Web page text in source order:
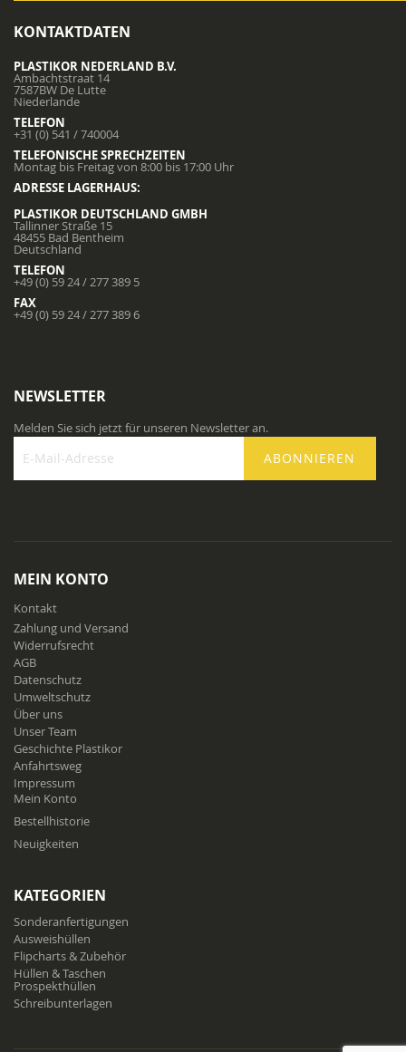
KONTAKTDATEN
PLASTIKOR NEDERLAND B.V.
Ambachtstraat 14
7587BW De Lutte
Niederlande
TELEFON
+31 (0) 541 / 740004
TELEFONISCHE SPRECHZEITEN
Montag bis Freitag von 8:00 bis 17:00 Uhr
ADRESSE LAGERHAUS:
PLASTIKOR DEUTSCHLAND GMBH
Tallinner Straße 15
48455 Bad Bentheim
Deutschland
TELEFON
+49 (0) 59 24 / 277 389 5
FAX
+49 (0) 59 24 / 277 389 6
NEWSLETTER
Melden Sie sich jetzt für unseren Newsletter an.
Newsletter
ABONNIEREN
MEIN KONTO
Kontakt
Zahlung und Versand
Widerrufsrecht
AGB
Datenschutz
Umweltschutz
Über uns
Unser Team
Geschichte Plastikor
Anfahrtsweg
Impressum
Mein Konto
Bestellhistorie
Neuigkeiten
KATEGORIEN
Sonderanfertigungen
Ausweishüllen
Flipcharts & Zubehör
Hüllen & Taschen
Prospekthüllen
Schreibunterlagen